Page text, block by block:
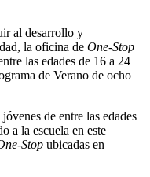
al desarrollo y
la oficina de One-Stop
las edades de 16 a 24
de Verano de ocho
de entre las edades
a la escuela en este
Stop ubicadas en